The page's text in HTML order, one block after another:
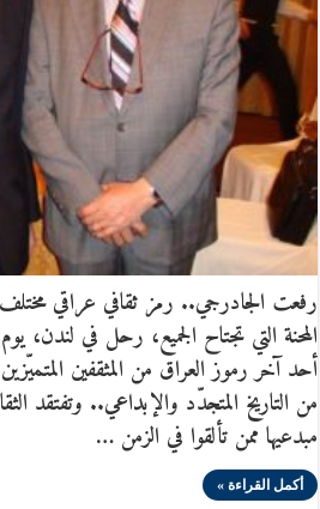
رفعت الجادرجي.. رمز ثقافي عراقي
أحد آخر رموز العراق من المثقفين
من التاريخ المتجدّد والإبداعي.. وتفتقد
مبدعيها ممن تألقوا في الزمن …
أكمل القراءة »